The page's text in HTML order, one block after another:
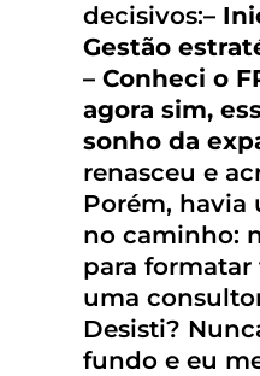
decisivos:–
Gestão
– Conheci o
agora sim,
sonho da
renasceu e
Porém, havia
no caminho:
para
uma
Desisti?
fundo e eu